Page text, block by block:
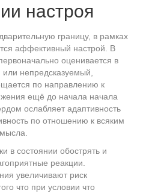
настроя
границу, в рамках
аффективный настрой. В
оценивается в
непредсказуемый,
по направлению к
ещё до начала начала
ослабляет адаптивность
по отношению к всяким
в состоянии обострять и
реакции.
увеличивают риск
что при условии что